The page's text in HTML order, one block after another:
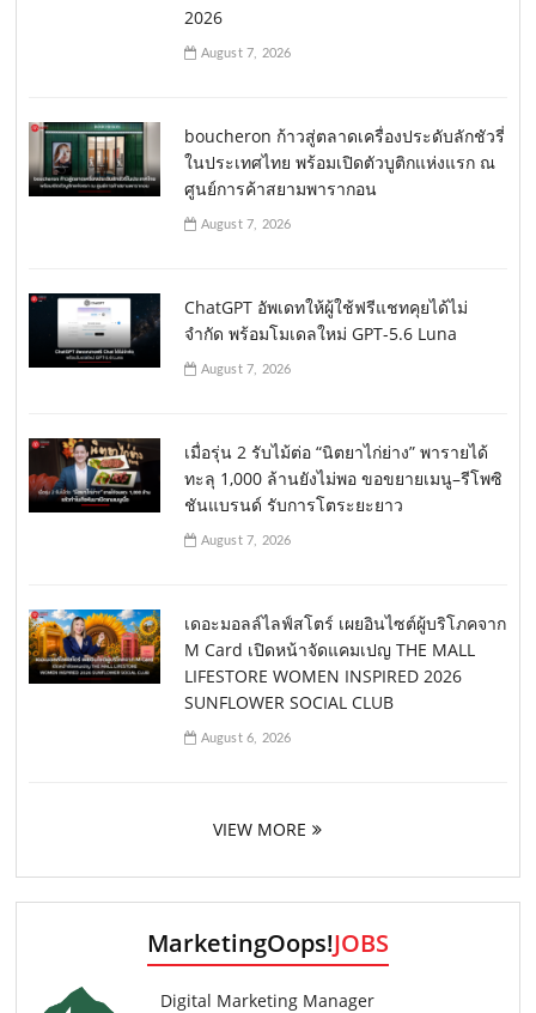
2026
August 7, 2026
boucheron ก้าวสู่ตลาดเครื่องประดับลักชัวรี่
ในประเทศไทย พร้อมเปิดตัวบูติกแห่งแรก ณ
ศูนย์การค้าสยามพารากอน
August 7, 2026
ChatGPT อัพเดทให้ผู้ใช้ฟรีแชทคุยได้ไม่
จำกัด พร้อมโมเดลใหม่ GPT-5.6 Luna
August 7, 2026
เมื่อรุ่น 2 รับไม้ต่อ “นิตยาไก่ย่าง” พารายได้
ทะลุ 1,000 ล้านยังไม่พอ ขอขยายเมนู–รีโพซิ
ชันแบรนด์ รับการโตระยะยาว
August 7, 2026
เดอะมอลล์ไลฟ์สโตร์ เผยอินไซต์ผู้บริโภคจาก
M Card เปิดหน้าจัดแคมเปญ THE MALL
LIFESTORE WOMEN INSPIRED 2026
SUNFLOWER SOCIAL CLUB
August 6, 2026
VIEW MORE
MarketingOops!JOBS
Digital Marketing Manager